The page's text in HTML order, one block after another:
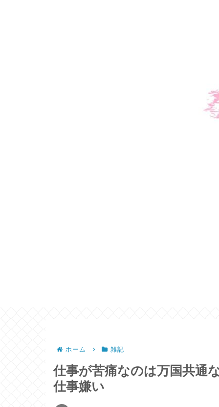
ホーム 雑記
仕事が苦痛なのは万国共通
仕事嫌い